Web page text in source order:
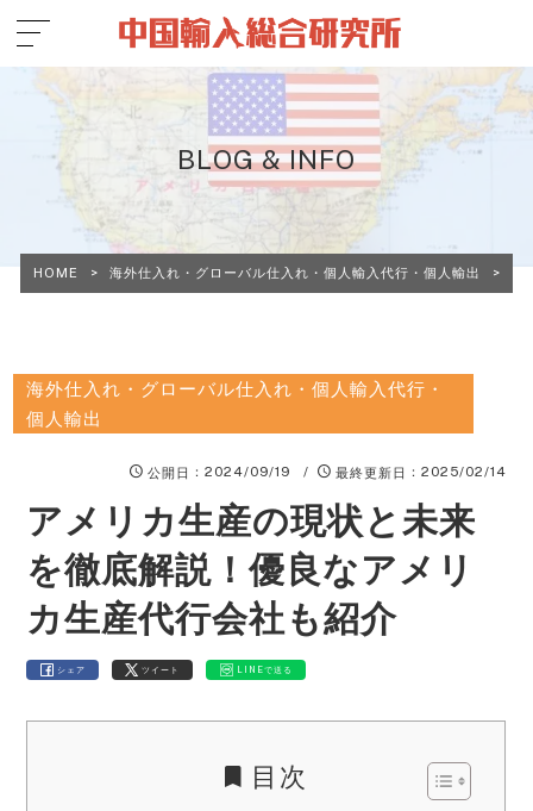
BLOG & INFO
HOME > 海外仕入れ・グローバル仕入れ・個人輸入代行・個人輸出 >
海外仕入れ・グローバル仕入れ・個人輸入代行・
個人輸出
公開日 ：2024/09/19 / 最終更新日 ：2025/02/14
アメリカ生産の現状と未来
を徹底解説！優良なアメリ
カ生産代行会社も紹介
シェア ツイート LINEで送る
目次